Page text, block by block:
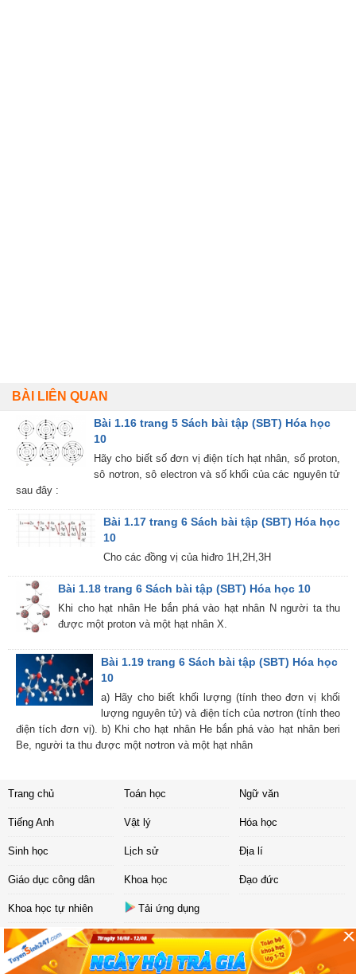
BÀI LIÊN QUAN
Bài 1.16 trang 5 Sách bài tập (SBT) Hóa học
10
Hãy cho biết số đơn vị điện tích hạt nhân, số proton,
sô nơtron, sô electron và số khối của các nguyên tử
sau đây :
Bài 1.17 trang 6 Sách bài tập (SBT) Hóa học
10
Cho các đồng vị của hiđro 1H,2H,3H
Bài 1.18 trang 6 Sách bài tập (SBT) Hóa học 10
Khi cho hạt nhân He bắn phá vào hạt nhân N người ta thu
được một proton và một hạt nhân X.
Bài 1.19 trang 6 Sách bài tập (SBT) Hóa học
10
a) Hãy cho biết khối lượng (tính theo đơn vị khối
lượng nguyên tử) và điện tích của nơtron (tính theo
điện tích đơn vị). b) Khi cho hạt nhân He bắn phá vào hạt nhân beri
Be, người ta thu được một nơtron và một hạt nhân
Trang chủ Toán học Ngữ văn
Tiếng Anh Vật lý Hóa học
Sinh học Lịch sử Địa lí
Giáo dục công dân Khoa học Đạo đức
Khoa học tự nhiên Tải ứng dụng
Liên hệ|Chính sách
Copyright ©2017 Sachbaitap.com